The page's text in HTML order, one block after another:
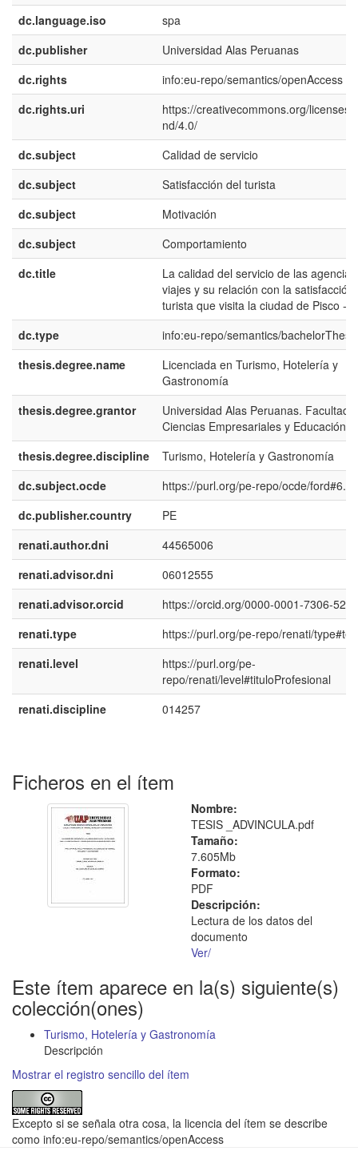
dc.language.iso
spa
dc.publisher
Universidad Alas Peruanas
dc.rights
info:eu-repo/semantics/openAccess
dc.rights.uri
https://creativecommons.org/licenses/
nd/4.0/
dc.subject
Calidad de servicio
dc.subject
Satisfacción del turista
dc.subject
Motivación
dc.subject
Comportamiento
dc.title
La calidad del servicio de las
viajes y su relación con la satisfacción
turista que visita la ciudad de Pisco -
dc.type
info:eu-repo/semantics/bachelorThesis
thesis.degree.name
Licenciada en Turismo, Hotelería y
Gastronomía
thesis.degree.grantor
Universidad Alas Peruanas. Facultad
Ciencias Empresariales y Educación
thesis.degree.discipline
Turismo, Hotelería y Gastronomía
dc.subject.ocde
https://purl.org/pe-repo/ocde/
dc.publisher.country
PE
renati.author.dni
44565006
renati.advisor.dni
06012555
renati.advisor.orcid
https://orcid.org/0000-0001-7306-5241
renati.type
https://purl.org/pe-repo/renati/
renati.level
https://purl.org/pe-
repo/renati/level#tituloProfesional
renati.discipline
014257
Ficheros en el ítem
Nombre:
TESIS _ADVINCULA.pdf
Tamaño:
7.605Mb
Formato:
PDF
Descripción:
Lectura de los datos del
documento
Ver/
Este ítem aparece en la(s) siguiente(s)
colección(ones)
Turismo, Hotelería y Gastronomía
Descripción
Mostrar el registro sencillo del ítem
Excepto si se señala otra cosa, la licencia del ítem se describe
como info:eu-repo/semantics/openAccess